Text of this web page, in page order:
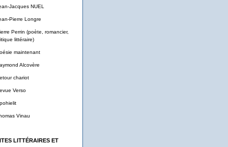
Jacques NUEL
Pierre Longre
Perrin (poète, romancier,
littéraire)
maintenant
Alcovère
chariot
Verso
Vinau
LITTÉRAIRES ET